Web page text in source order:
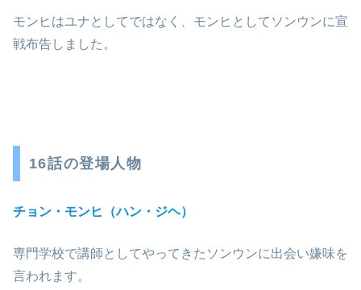
モンヒはユナとしてではなく、モンヒとしてソンウンに宣
戦布告しました。
16話の登場人物
チョン・モンヒ（ハン・ジヘ）
専門学校で講師としてやってきたソンウンに出会い嫌味を
言われます。